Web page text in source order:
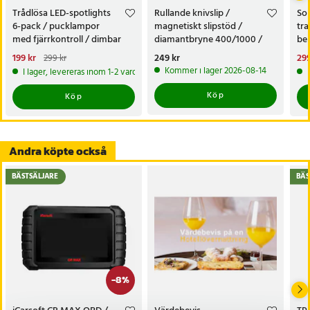
Trådlösa LED-spotlights
6-pack / pucklampor
med fjärrkontroll / dimbar
skåpbelysning
Nuvarande pris
199 krTidigare pris:299 kr
199 kr 299 kr
I lager, levereras inom 1-2 vardagar
Köp
Rullande knivslip /
magnetiskt slipstöd /
diamantbryne 400/1000 /
knivvässare med fasta vinklar
Pris:249 kr
249 kr
Kommer i lager 2026-08-14
Köp
Andra köpte också
-8%
BÄSTSÄLJARE